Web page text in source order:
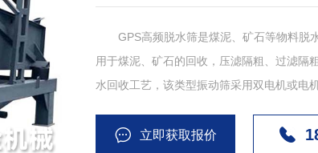
GPS高频脱水筛是煤泥、矿石等物料脱
用于煤泥、矿石的回收，压滤隔粗、过滤隔
水回收工艺，该类型振动筛采用双电机或电
机或激振器、减震弹簧、支腿等组成。工作
立即获取报价